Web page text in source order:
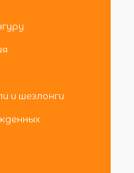
и шезлонги